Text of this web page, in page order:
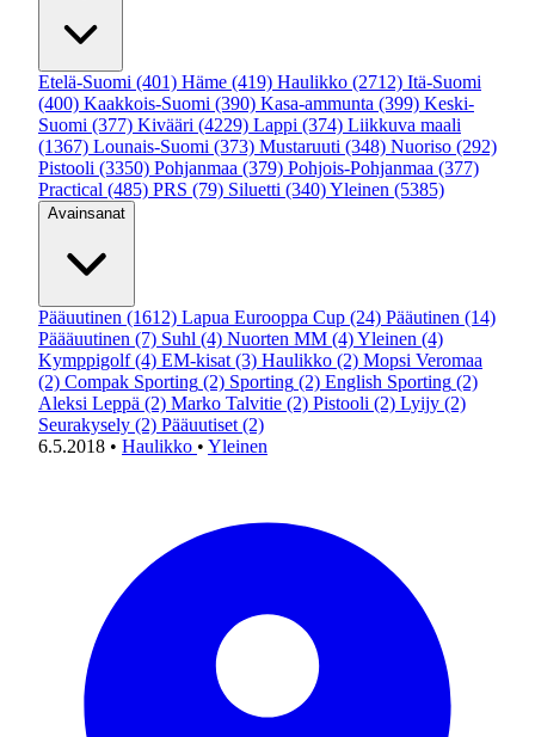
Etelä-Suomi (401) Häme (419) Haulikko (2712) Itä-Suomi
(400) Kaakkois-Suomi (390) Kasa-ammunta (399) Keski-
Suomi (377) Kivääri (4229) Lappi (374) Liikkuva maali
(1367) Lounais-Suomi (373) Mustaruuti (348) Nuoriso (292)
Pistooli (3350) Pohjanmaa (379) Pohjois-Pohjanmaa (377)
Practical (485) PRS (79) Siluetti (340)Yleinen (5385)
Avainsanat
Pääuutinen (1612) Lapua Eurooppa Cup (24) Pääutinen (14)
Päääuutinen (7) Suhl (4) Nuorten MM (4)Yleinen (4)
Kymppigolf (4) EM-kisat (3) Haulikko (2) Mopsi Veromaa
(2) Compak Sporting (2) Sporting (2) English Sporting (2)
Aleksi Leppä (2) Marko Talvitie (2) Pistooli (2) Lyijy (2)
Seurakysely (2) Pääuutiset (2)
6.5.2018 • Haulikko • Yleinen